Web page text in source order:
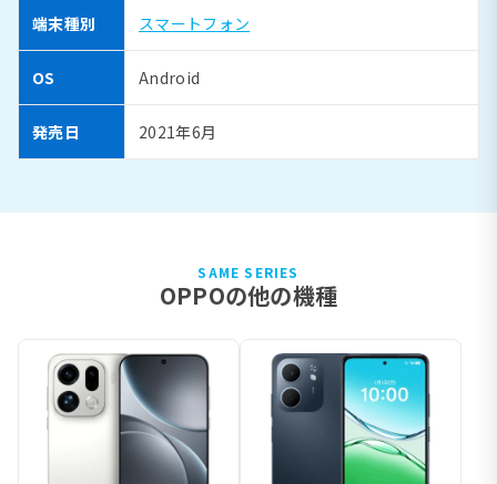
端末種別 スマートフォン
OS Android
発売日 2021年6月
SAME SERIES
OPPOの他の機種